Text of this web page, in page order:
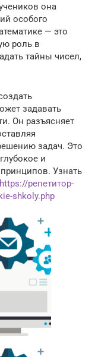
она
особого
— это
роль в
тайны чисел,
задавать
Он разъясняет
задач. Это
и
Узнать
репетитор-
shkoly.php